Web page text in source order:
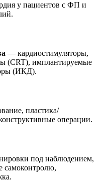
у пациентов с ФП и
— кардиостимуляторы,
(CRT), имплантируемые
(ИКД).
пластика/
операции.
под наблюдением,
самоконтролю,